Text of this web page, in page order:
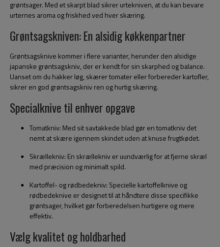
grøntsager. Med et skarpt blad sikrer urtekniven, at du kan bevare
urternes aroma og friskhed ved hver skæring.
Grøntsagskniven: En alsidig køkkenpartner
Grøntsagsknive kommer i flere varianter, herunder den alsidige
japanske grøntsagskniv, der er kendt for sin skarphed og balance.
Uanset om du hakker løg, skærer tomater eller forbereder kartofler,
sikrer en god grøntsagskniv ren og hurtig skæring.
Specialknive til enhver opgave
Tomatkniv: Med sit savtakkede blad gør en tomatkniv det
nemt at skære igennem skindet uden at knuse frugtkødet.
Skrællekniv: En skrællekniv er uundværlig for at fjerne skræl
med præcision og minimalt spild.
Kartoffel- og rødbedekniv: Specielle kartoffelknive og
rødbedeknive er designet til at håndtere disse specifikke
grøntsager, hvilket gør forberedelsen hurtigere og mere
effektiv.
Vælg kvalitet og holdbarhed